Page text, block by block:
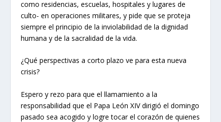
como residencias, escuelas, hospitales y lugares de
culto- en operaciones militares, y pide que se proteja
siempre el principio de la inviolabilidad de la dignidad
humana y de la sacralidad de la vida.
¿Qué perspectivas a corto plazo ve para esta nueva
crisis?
Espero y rezo para que el llamamiento a la
responsabilidad que el Papa León XIV dirigió el domingo
pasado sea acogido y logre tocar el corazón de quienes